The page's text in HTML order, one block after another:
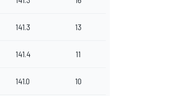
141.3 13
141.4 11
141.0 10